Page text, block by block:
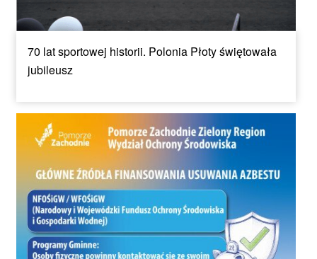
70 lat sportowej historii. Polonia Płoty świętowała
jubileusz